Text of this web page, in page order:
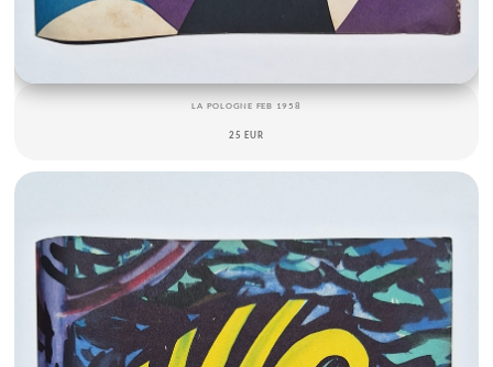
LA POLOGNE FEB 1958
25 EUR